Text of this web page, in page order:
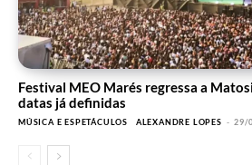
Festival MEO Marés regressa a
datas já definidas
MÚSICA E ESPETÁCULOS ALEXANDRE LOPES - 29/